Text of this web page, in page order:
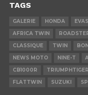
TAGS
GALERIE HONDA
AFRICA TWIN
CLASSIQUE
TWIN
NEWS MOTO
NINE-T
CB1000R
TRIUMPHTIGER
FLATTWIN
SUZUKI